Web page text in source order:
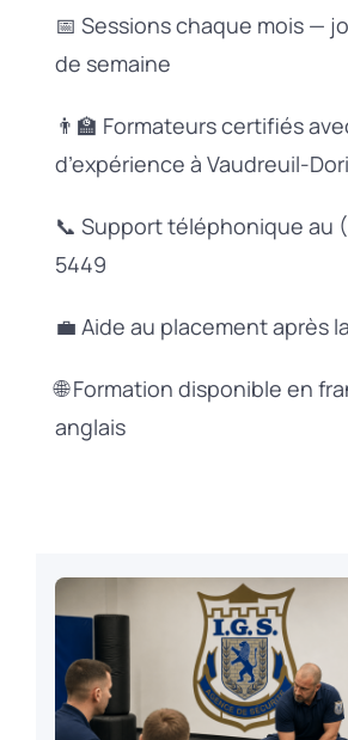
📅 Sessions chaque mois —
de semaine
👨‍🏫 Formateurs certifiés
d’expérience à Vaudreuil-
📞 Support téléphonique au
5449
💼 Aide au placement après
🌐 Formation disponible en
anglais